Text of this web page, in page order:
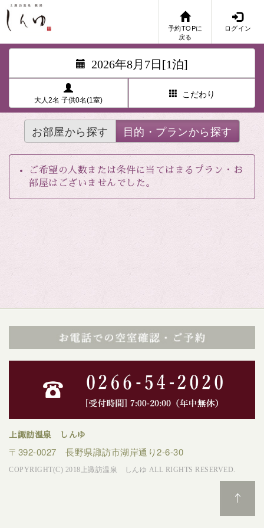
予約TOPに
戻る
ログイン
2026年8月7日[1泊]
大人2名 子供0名(1室)
こだわり
お部屋から探す 目的・プランから探す
ご希望の人数または条件に当てはまるプラン・お
部屋はございませんでした。
上諏訪温泉 しんゆ
〒392-0027 長野県諏訪市湖岸通り2-6-30
COPYRIGHT(C) 2018上諏訪温泉 しんゆ ALL RIGHTS RESERVED.